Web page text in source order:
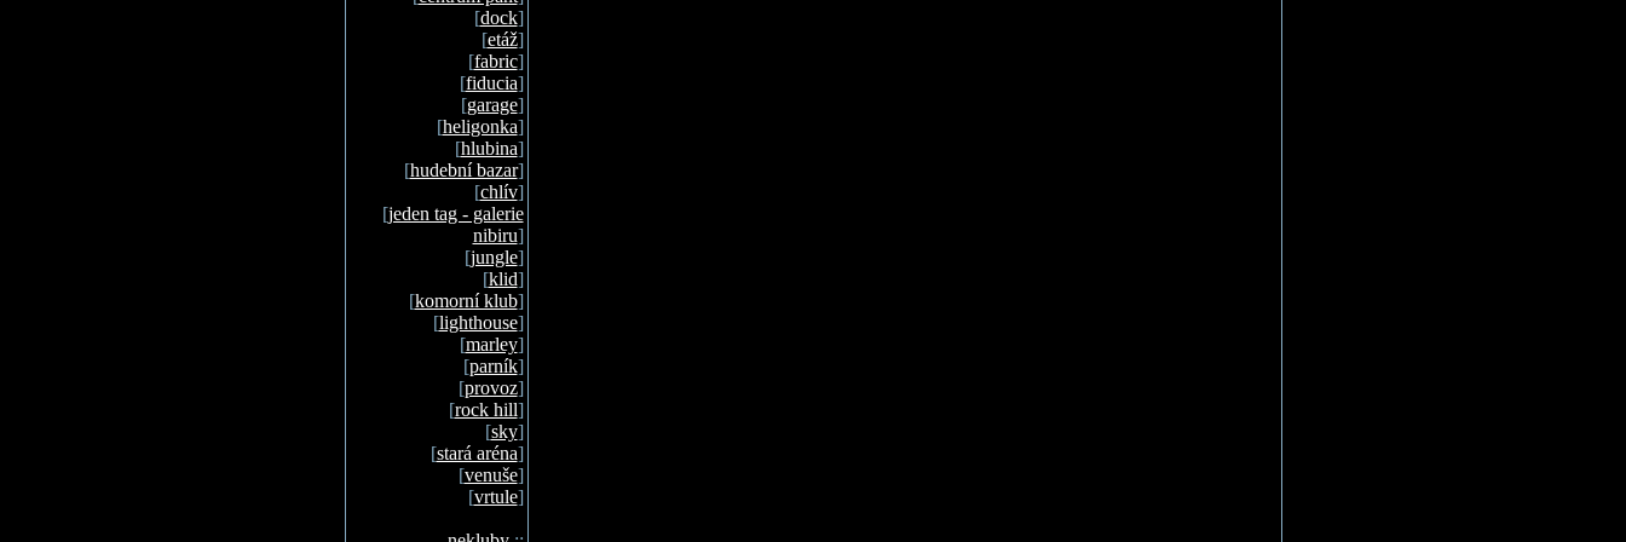
[dock]
[etáž]
[fabric]
[fiducia]
[garage]
[heligonka]
[hlubina]
[hudební bazar]
[chlív]
[jeden tag - galerie
nibiru]
[jungle]
[klid]
[komorní klub]
[lighthouse]
[marley]
[parník]
[provoz]
[rock hill]
[sky]
[stará aréna]
[venuše]
[vrtule]